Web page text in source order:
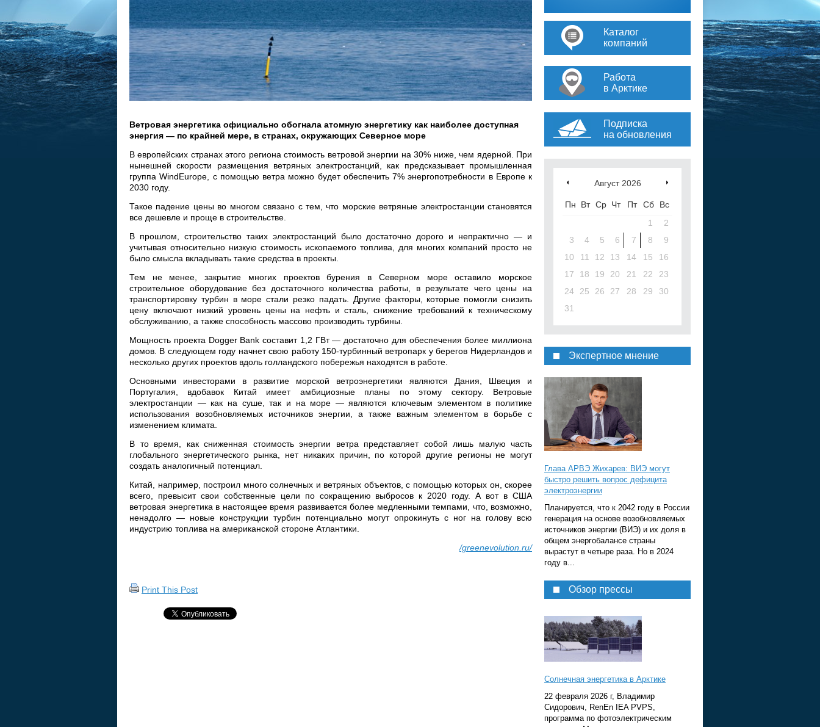
Ветровая энергетика официально обогнала атомную энергетику как наиболее доступная
энергия — по крайней мере, в странах, окружающих Северное море
В европейских странах этого региона стоимость ветровой энергии на 30% ниже, чем ядерной. При
нынешней скорости размещения ветряных электростанций, как предсказывает промышленная
группа WindEurope, с помощью ветра можно будет обеспечить 7% энергопотребности в Европе к
2030 году.
Такое падение цены во многом связано с тем, что морские ветряные электростанции становятся
все дешевле и проще в строительстве.
В прошлом, строительство таких электростанций было достаточно дорого и непрактично — и
учитывая относительно низкую стоимость ископаемого топлива, для многих компаний просто не
было смысла вкладывать такие средства в проекты.
Тем не менее, закрытие многих проектов бурения в Северном море оставило морское
строительное оборудование без достаточного количества работы, в результате чего цены на
транспортировку турбин в море стали резко падать. Другие факторы, которые помогли снизить
цену включают низкий уровень цены на нефть и сталь, снижение требований к техническому
обслуживанию, а также способность массово производить турбины.
Мощность проекта Dogger Bank составит 1,2 ГВт — достаточно для обеспечения более миллиона
домов. В следующем году начнет свою работу 150-турбинный ветропарк у берегов Нидерландов и
несколько других проектов вдоль голландского побережья находятся в работе.
Основными инвесторами в развитие морской ветроэнергетики являются Дания, Швеция и
Португалия, вдобавок Китай имеет амбициозные планы по этому сектору. Ветровые
электростанции — как на суше, так и на море — являются ключевым элементом в политике
использования возобновляемых источников энергии, а также важным элементом в борьбе с
изменением климата.
В то время, как сниженная стоимость энергии ветра представляет собой лишь малую часть
глобального энергетического рынка, нет никаких причин, по которой другие регионы не могут
создать аналогичный потенциал.
Китай, например, построил много солнечных и ветряных объектов, с помощью которых он, скорее
всего, превысит свои собственные цели по сокращению выбросов к 2020 году. А вот в США
ветровая энергетика в настоящее время развивается более медленными темпами, что, возможно,
ненадолго — новые конструкции турбин потенциально могут опрокинуть с ног на голову всю
индустрию топлива на американской стороне Атлантики.
/greenevolution.ru/
Print This Post
Каталог
компаний
Работа
в Арктике
Подписка
на обновления
Август 2026
Пн Вт Ср Чт Пт Сб
Вс
1
2
3
4 5 6 7 8
9
10
11 12 13 14 15
16
17
18 19 20 21 22
23
24
25 26 27 28 29
30
31
Экспертное мнение
Глава АРВЭ Жихарев: ВИЭ могут
быстро решить вопрос дефицита
электроэнергии
Планируется, что к 2042 году в России
генерация на основе возобновляемых
источников энергии (ВИЭ) и их доля в
общем энергобалансе страны
вырастут в четыре раза. Но в 2024
году в...
Обзор прессы
Солнечная энергетика в Арктике
22 февраля 2026 г, Владимир
Сидорович, RenEn IEA PVPS,
программа по фотоэлектрическим